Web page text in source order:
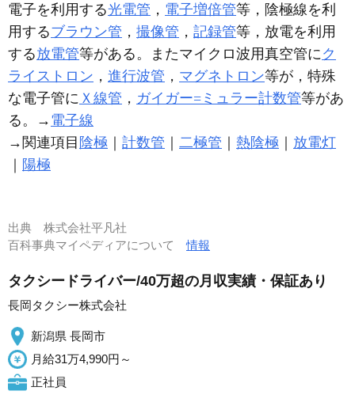
電子を利用する光電管 ， 電子増倍管等，陰極線を利
用するブラウン管 ， 撮像管 ， 記録管等，放電を利用
する放電管等がある。またマイクロ波用真空管に ク
ライストロン ， 進行波管 ， マグネトロン等が，特殊
な電子管に Ｘ線管 ， ガイガー=ミュラー計数管等があ
る。→ 電子線
→関連項目 陰極 ｜ 計数管 ｜ 二極管 ｜ 熱陰極 ｜ 放電灯
｜ 陽極
出典 株式会社平凡社
百科事典マイペディアについて情報
タクシードライバー/40万超の月収実績・保証あり
長岡タクシー株式会社
新潟県 長岡市
月給31万4,990円～
正社員